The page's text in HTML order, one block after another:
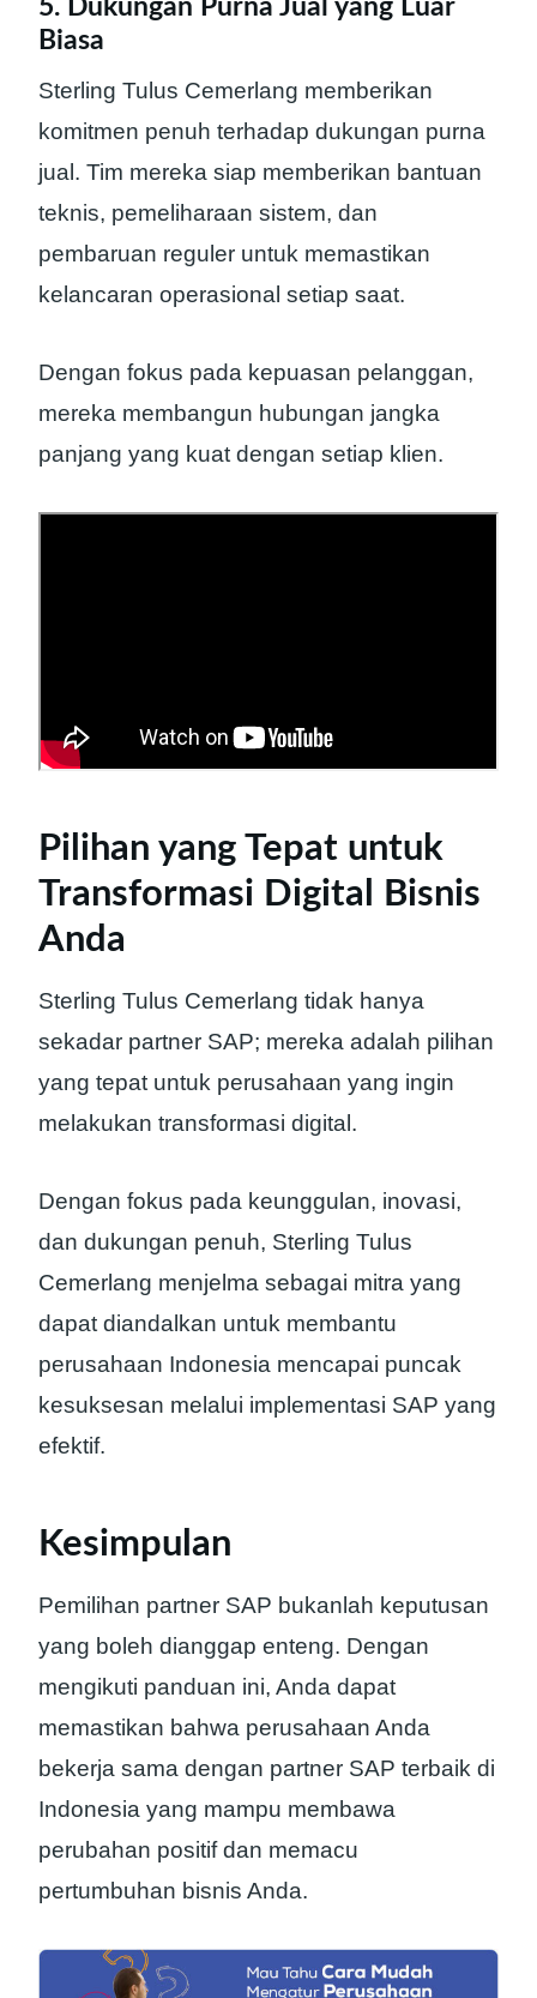
5. Dukungan Purna Jual yang Luar
Biasa
Sterling Tulus Cemerlang memberikan
komitmen penuh terhadap dukungan purna
jual. Tim mereka siap memberikan bantuan
teknis, pemeliharaan sistem, dan
pembaruan reguler untuk memastikan
kelancaran operasional setiap saat.
Dengan fokus pada kepuasan pelanggan,
mereka membangun hubungan jangka
panjang yang kuat dengan setiap klien.
Pilihan yang Tepat untuk
Transformasi Digital Bisnis
Anda
Sterling Tulus Cemerlang tidak hanya
sekadar partner SAP; mereka adalah pilihan
yang tepat untuk perusahaan yang ingin
melakukan transformasi digital.
Dengan fokus pada keunggulan, inovasi,
dan dukungan penuh, Sterling Tulus
Cemerlang menjelma sebagai mitra yang
dapat diandalkan untuk membantu
perusahaan Indonesia mencapai puncak
kesuksesan melalui implementasi SAP yang
efektif.
Kesimpulan
Pemilihan partner SAP bukanlah keputusan
yang boleh dianggap enteng. Dengan
mengikuti panduan ini, Anda dapat
memastikan bahwa perusahaan Anda
bekerja sama dengan partner SAP terbaik di
Indonesia yang mampu membawa
perubahan positif dan memacu
pertumbuhan bisnis Anda.